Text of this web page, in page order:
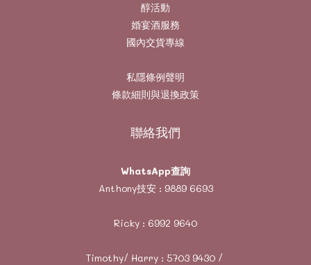
醇活動
婚宴酒服務
國內交貨專線
私隱條例聲明
條款細則與退換政策
聯絡我們
WhatsApp查詢
Anthony技安 : 9889 6693
Ricky : 6992 9640
Timothy/ Harry : 5703 9430/